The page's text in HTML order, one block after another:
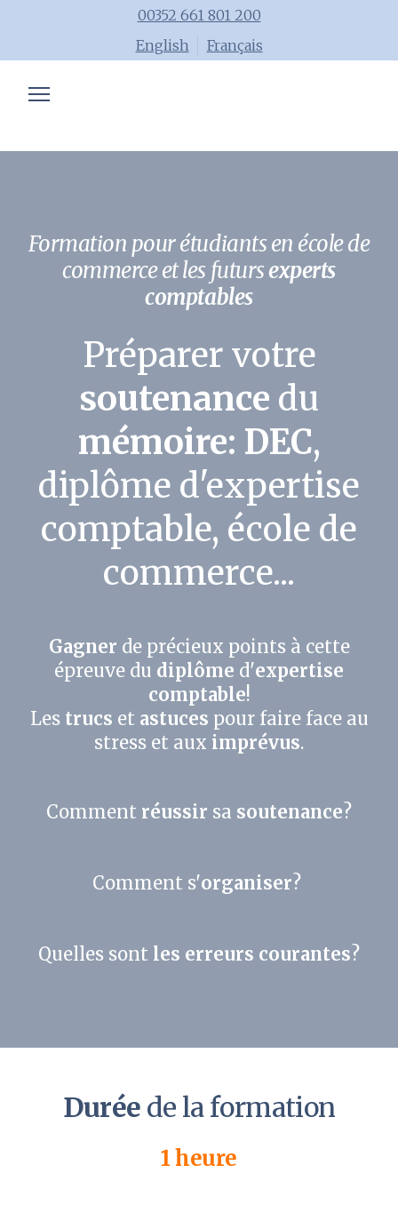
00352 661 801 200
English
Français
Formations
Equipe
Job
Nous contacter
Formation pour étudiants en école de
commerce et les futursexperts
comptables
Préparer votre
soutenance du
mémoire: DEC,
diplôme d'expertise
comptable, école de
commerce...
Gagner de précieux points à cette
épreuve du diplôme d'expertise
comptable!
Les trucs et astuces pour faire face au
stress et aux imprévus.
Comment réussir sa soutenance?
Comment s'organiser?
Quelles sont les erreurs courantes?
Durée de la formation
1 heure